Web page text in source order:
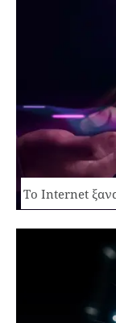
Το Internet